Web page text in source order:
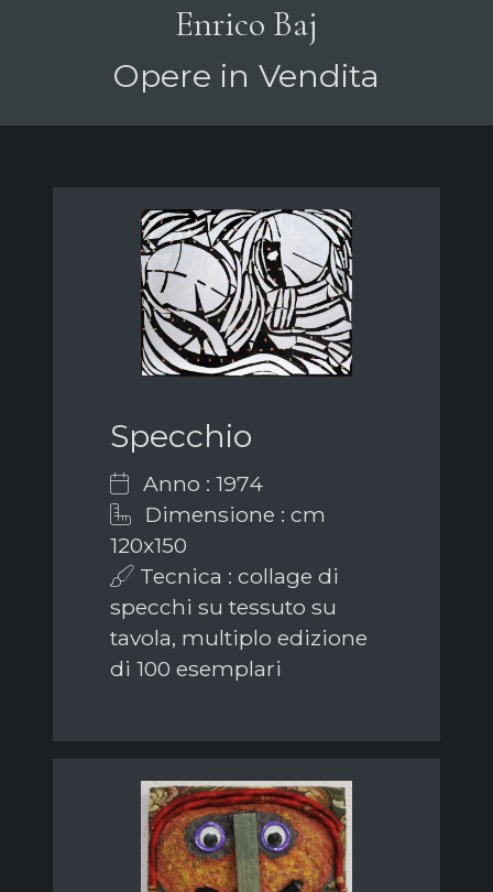
Enrico Baj
Opere in Vendita
Specchio
Anno : 1974
Dimensione : cm
120x150
Tecnica : collage di
specchi su tessuto su
tavola, multiplo edizione
di 100 esemplari